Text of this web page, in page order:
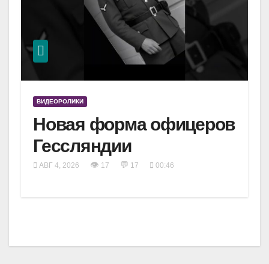
ВИДЕОРОЛИКИ
Новая форма офицеров
Гессляндии
АВГ 4, 2026 👁 17 💬 17 00:46